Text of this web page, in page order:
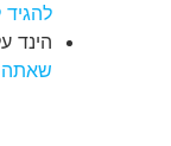
הינד
שאתה